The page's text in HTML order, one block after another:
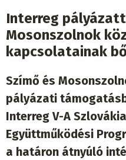
Interreg
Mosonszolnok
kapcsolatainak
Szímő és
pályázati
Interreg V-A
Együttműködési
a határon átnyúló